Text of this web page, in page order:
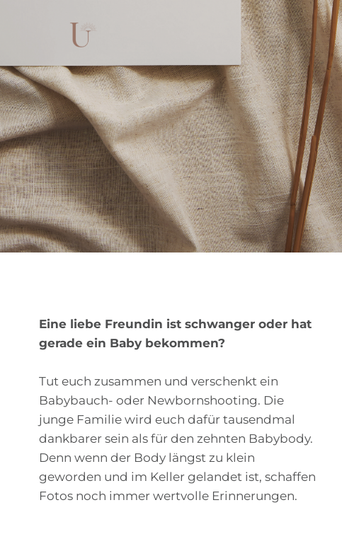
Eine liebe Freundin ist schwanger oder hat
gerade ein Baby bekommen?
Tut euch zusammen und verschenkt ein
Babybauch- oder Newbornshooting. Die
junge Familie wird euch dafür tausendmal
dankbarer sein als für den zehnten Babybody.
Denn wenn der Body längst zu klein
geworden und im Keller gelandet ist, schaffen
Fotos noch immer wertvolle Erinnerungen.